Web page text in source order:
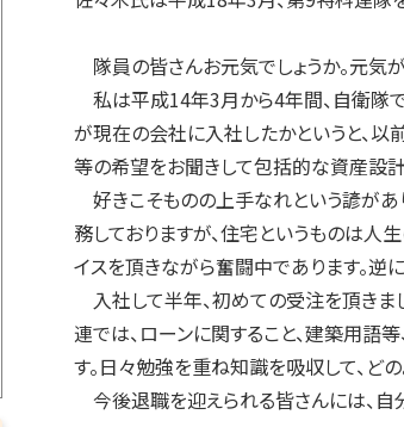
隊員の皆さんお元気でしょうか。元気
私は平成14年3月から4年間、自衛隊
が現在の会社に入社したかというと、
等の希望をお聞きして包括的な資産設計
好きこそものの上手なれという諺があ
務しておりますが、住宅というものは
イスを頂きながら奮闘中であります。逆
入社して半年、初めての受注を頂きま
連では、ローンに関すること、建築用語
す。日々勉強を重ね知識を吸収して、ど
今後退職を迎えられる皆さんには、自